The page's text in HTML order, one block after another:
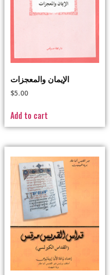
الإيمان والمعجزات
$5.00
Add to cart